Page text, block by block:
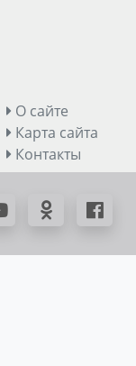
О сайте
Карта сайта
Контакты